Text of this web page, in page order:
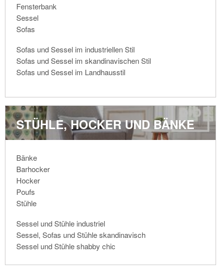
Fensterbank
Sessel
Sofas
Sofas und Sessel im industriellen Stil
Sofas und Sessel im skandinavischen Stil
Sofas und Sessel im Landhausstil
STÜHLE, HOCKER UND BÄNKE
Bänke
Barhocker
Hocker
Poufs
Stühle
Sessel und Stühle industriel
Sessel, Sofas und Stühle skandinavisch
Sessel und Stühle shabby chic